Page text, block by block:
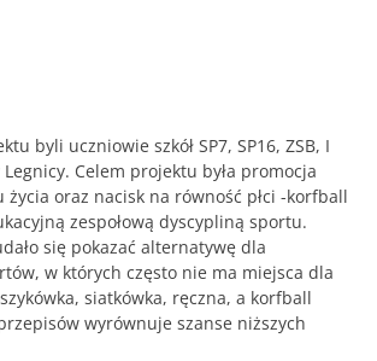
byli uczniowie szkół SP7, SP16, ZSB, I
Legnicy. Celem projektu była promocja
oraz nacisk na równość płci -korfball
zespołową dyscypliną sportu.
się pokazać alternatywę dla
w których często nie ma miejsca dla
siatkówka, ręczna, a korfball
wyrównuje szanse niższych